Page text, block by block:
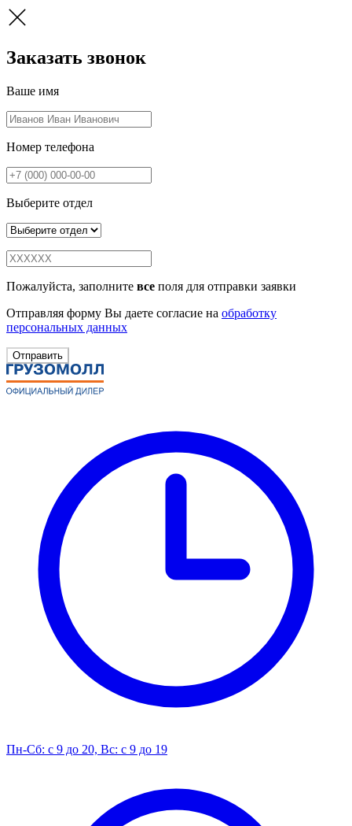
Заказать звонок
Ваше имя
Номер телефона
Выберите отдел
Пожалуйста, заполните все поля для отправки заявки
Отправляя форму Вы даете согласие на обработку
персональных данных
Отправить
Пн-Сб: с 9 до 20, Вс: с 9 до 19